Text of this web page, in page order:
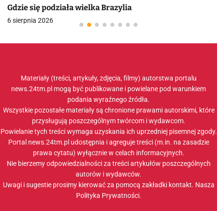
Gdzie się podziała wielka Brazylia
6 sierpnia 2026
Materiały (treści, artykuły, zdjęcia, filmy) autorstwa portalu
news.24tm.pl mogą być publikowane i powielane pod warunkiem
podania wyraźnego źródła.
Wszystkie pozostałe materiały są chronione prawami autorskimi, które
przysługują poszczególnym twórcom i wydawcom.
Powielanie tych treści wymaga uzyskania ich uprzedniej pisemnej zgody.
Portal news.24tm.pl udostępnia i agreguje treści (m.in. na zasadzie
prawa cytatu) wyłącznie w celach informacyjnych.
Nie bierzemy odpowiedzialności za treści artykułów poszczególnych
autorów i wydawców.
Uwagi i sugestie prosimy kierować za pomocą zakładki kontakt. Nasza
Polityka Prywatności.